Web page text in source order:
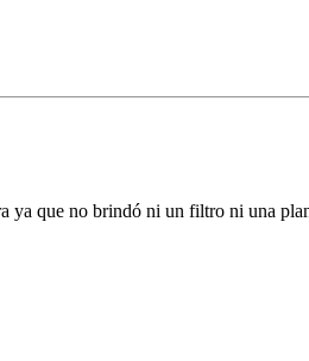
ya que no brindó ni un filtro ni una